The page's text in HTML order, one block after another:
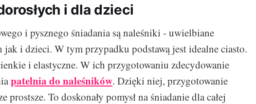
i dla dzieci
i pysznego śniadania są naleśniki - uwielbiane
jak i dzieci. W tym przypadku podstawą jest idealne ciasto.
i elastyczne. W ich przygotowaniu zdecydowanie
patelnia do naleśników. Dzięki niej, przygotowanie
prostsze. To doskonały pomysł na śniadanie dla całej